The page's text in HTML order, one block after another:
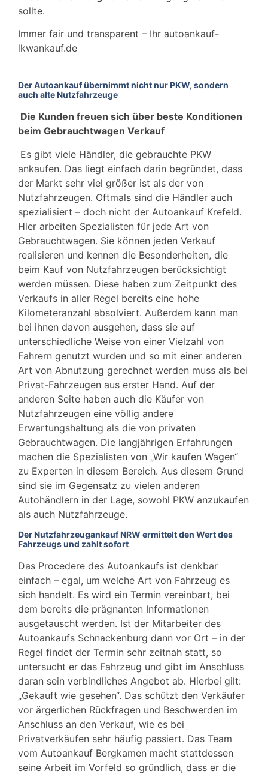
sollte.
Immer fair und transparent – Ihr autoankauf-
lkwankauf.de
Der Autoankauf übernimmt nicht nur PKW, sondern
auch alte Nutzfahrzeuge
Die Kunden freuen sich über beste Konditionen
beim Gebrauchtwagen Verkauf
Es gibt viele Händler, die gebrauchte PKW
ankaufen. Das liegt einfach darin begründet, dass
der Markt sehr viel größer ist als der von
Nutzfahrzeugen. Oftmals sind die Händler auch
spezialisiert – doch nicht der Autoankauf Krefeld.
Hier arbeiten Spezialisten für jede Art von
Gebrauchtwagen. Sie können jeden Verkauf
realisieren und kennen die Besonderheiten, die
beim Kauf von Nutzfahrzeugen berücksichtigt
werden müssen. Diese haben zum Zeitpunkt des
Verkaufs in aller Regel bereits eine hohe
Kilometeranzahl absolviert. Außerdem kann man
bei ihnen davon ausgehen, dass sie auf
unterschiedliche Weise von einer Vielzahl von
Fahrern genutzt wurden und so mit einer anderen
Art von Abnutzung gerechnet werden muss als bei
Privat-Fahrzeugen aus erster Hand. Auf der
anderen Seite haben auch die Käufer von
Nutzfahrzeugen eine völlig andere
Erwartungshaltung als die von privaten
Gebrauchtwagen. Die langjährigen Erfahrungen
machen die Spezialisten von „Wir kaufen Wagen“
zu Experten in diesem Bereich. Aus diesem Grund
sind sie im Gegensatz zu vielen anderen
Autohändlern in der Lage, sowohl PKW anzukaufen
als auch Nutzfahrzeuge.
Der Nutzfahrzeugankauf NRW ermittelt den Wert des
Fahrzeugs und zahlt sofort
Das Procedere des Autoankaufs ist denkbar
einfach – egal, um welche Art von Fahrzeug es
sich handelt. Es wird ein Termin vereinbart, bei
dem bereits die prägnanten Informationen
ausgetauscht werden. Ist der Mitarbeiter des
Autoankaufs Schnackenburg dann vor Ort – in der
Regel findet der Termin sehr zeitnah statt, so
untersucht er das Fahrzeug und gibt im Anschluss
daran sein verbindliches Angebot ab. Hierbei gilt:
„Gekauft wie gesehen“. Das schützt den Verkäufer
vor ärgerlichen Rückfragen und Beschwerden im
Anschluss an den Verkauf, wie es bei
Privatverkäufen sehr häufig passiert. Das Team
vom Autoankauf Bergkamen macht stattdessen
seine Arbeit im Vorfeld so gründlich, dass er die